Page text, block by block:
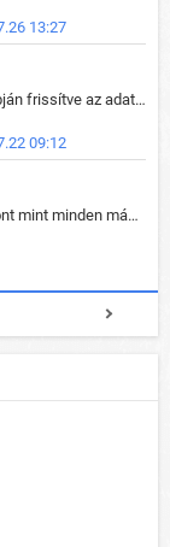
13:27
Kártya változások a 36.0.3-as patch alapján frissítve az adatbázisban (képek is cserélve).
09:12
Amióta bejött, csak ezzel játszom. Viszont mint minden más - akár az alapjáték is, ez is baromira összetett lett. Néha már pár kör után is esélytelen az egész. Vagy irreállisan túltápol valaki, vagy lelép a partner, vagy csak hülye mint a segg. És amikor eljönne az én időm, na akkor jön el mindenki másé is. Engem jobban érdekelne, hogy ki milyen ratingen szokott játszani. Na ez lenne egy érdekes adat.